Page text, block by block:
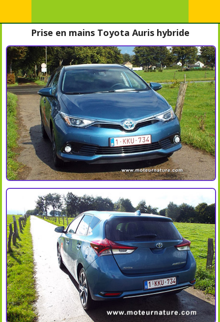
Prise en mains Toyota Auris hybride